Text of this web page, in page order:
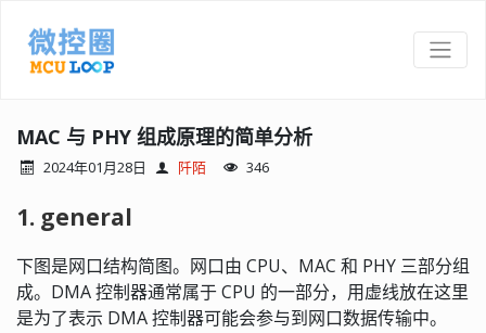
MAC 与 PHY 组成原理的简单分析
2024年01月28日 阡陌 346
1. general
下图是网口结构简图。网口由 CPU、MAC 和 PHY 三部分组
成。DMA 控制器通常属于 CPU 的一部分，用虚线放在这里
是为了表示 DMA 控制器可能会参与到网口数据传输中。